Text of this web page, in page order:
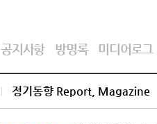
공지사항 방명록 미디어로그
정기동향 Report, Magazine